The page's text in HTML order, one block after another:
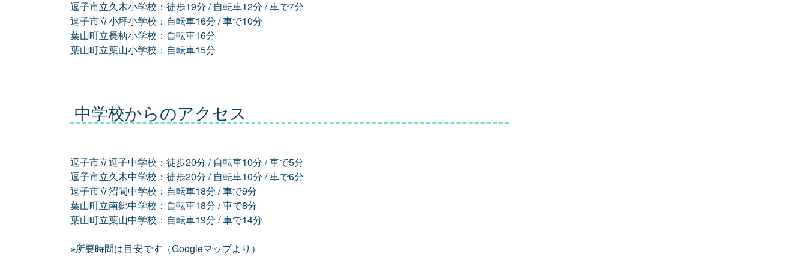
逗子市立久木小学校：徒歩19分 / 自転車12分 / 車で7分
逗子市立小坪小学校：自転車16分 / 車で10分
葉山町立長柄小学校：自転車16分
葉山町立葉山小学校：自転車15分
中学校からのアクセス
逗子市立逗子中学校：徒歩20分 / 自転車10分 / 車で5分
逗子市立久木中学校：徒歩20分 / 自転車10分 / 車で6分
逗子市立沼間中学校：自転車18分 / 車で9分
葉山町立南郷中学校：自転車18分 / 車で8分
葉山町立葉山中学校：自転車19分 / 車で14分
※所要時間は目安です（Googleマップより）